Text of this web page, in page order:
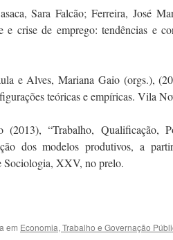
Sara Falcão; Ferreira, José
e crise de emprego: tendências e
e Alves, Mariana Gaio (orgs.),
teóricas e empíricas. Vila
“Trabalho, Qualificação,
dos modelos produtivos, a
Sociologia, XXV, no prelo.
em Economia, Trabalho e Governação